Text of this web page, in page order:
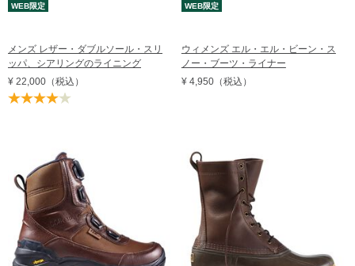
WEB限定
メンズ レザー・ダブルソール・スリ
ッパ、シアリングのライニング
¥ 22,000 （税込）
WEB限定
ウィメンズ エル・エル・ビーン・ス
ノー・ブーツ・ライナー
¥ 4,950（税込）